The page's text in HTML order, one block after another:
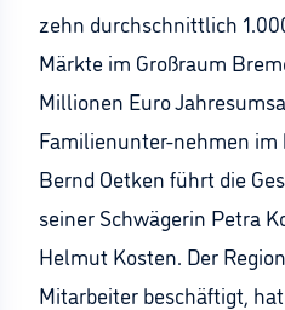
zehn durchschnittlich
Märkte im Großraum
Millionen Euro
Familienunter-nehmen im
Bernd Oetken führt die
seiner Schwägerin Petra
Helmut Kosten. Der
Mitarbeiter beschäftigt,